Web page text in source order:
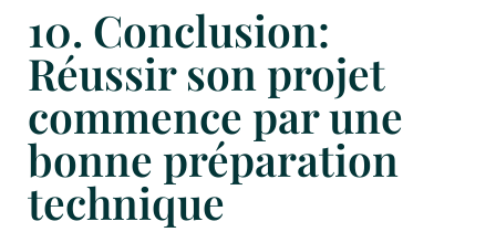
10. Conclusion:
Réussir son projet
commence par une
bonne préparation
technique